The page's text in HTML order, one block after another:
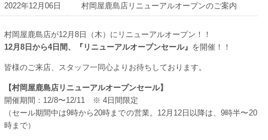
2022年12月06日 村岡屋鹿島店リニューアルオープンのご案内
村岡屋鹿島店が12月8日（木）にリニューアルオープン！！
12月8日から4日間、『リニューアルオープンセール』 を開催！！
皆様のご来店、スタッフ一同心よりお待ちしております。
【村岡屋鹿島店リニューアルオープンセール】
開催期間：12/8〜12/11 ※ 4日間限定
（セール期間中は9時から20時までの営業。12月12日以降は、9時半〜20
時まで）